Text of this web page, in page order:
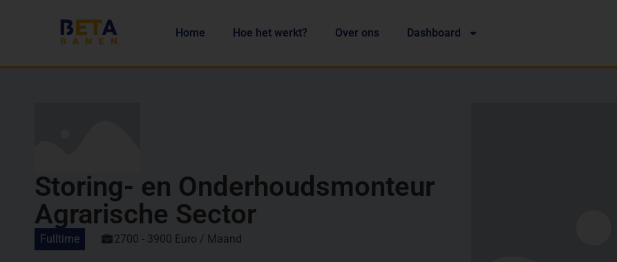
Home Hoe het werkt? Over ons Dashboard
Storing- en Onderhoudsmonteur
Agrarische Sector
Fulltime 2700 - 3900 Euro / Maand